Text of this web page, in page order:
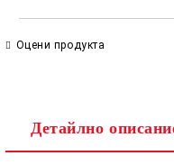
Съгласен съм с
Ние ще се свържем с
Оцени продукта
Детайлно